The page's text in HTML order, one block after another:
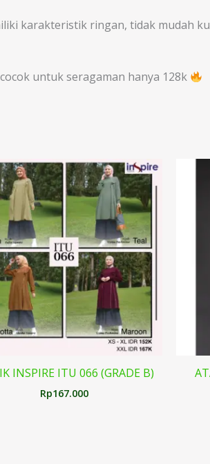
karakteristik ringan, tidak mudah
untuk seragaman hanya 128k
INSPIRE ITU 066 (GRADE B)
Rp167.000